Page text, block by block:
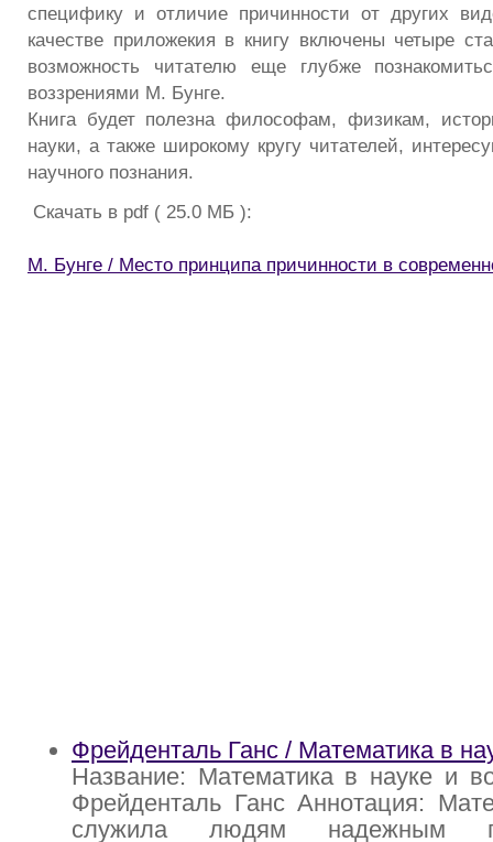
специфику и отличие причинности от других
качестве приложекия в книгу включены четыре
возможность читателю еще глубже
воззрениями М. Бунге.
Книга будет полезна философам, физикам,
науки, а также широкому кругу читателей,
научного познания.
Скачать в pdf ( 25.0 МБ ):
М. Бунге / Место принципа причинности в
Фрейденталь Ганс / Математика в
Название: Математика в науке и
Фрейденталь Ганс Аннотация:
служила людям надежным